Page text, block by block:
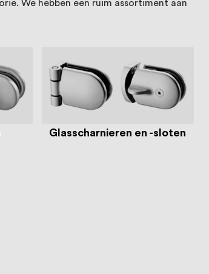
We hebben een ruim assortiment aan
Glasscharnieren en -sloten